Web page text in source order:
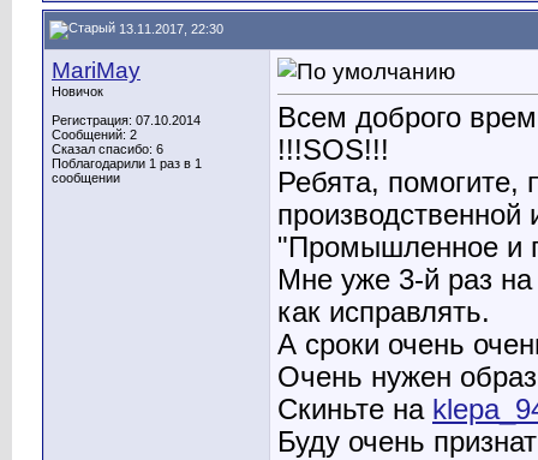
13.11.2017, 22:30
MariMay
Новичок
Регистрация: 07.10.2014
Сообщений: 2
Сказал спасибо: 6
Поблагодарили 1 раз в 1
сообщении
Всем доброго
!!!SOS!!!
Ребята, помогите,
"Промышленное и
Мне уже 3-й раз
как исправлять.
А сроки очень
Очень нужен
Скиньте на
Буду очень